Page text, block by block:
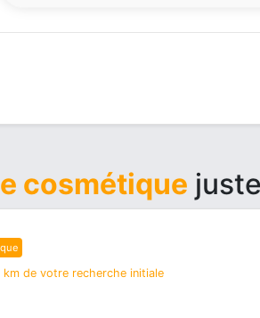
cosmétique
de votre recherche initiale